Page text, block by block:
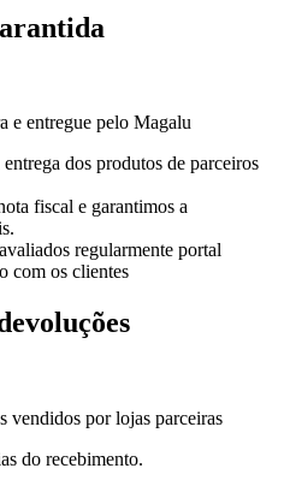
e entregue pelo Magalu
dos produtos de parceiros
fiscal e garantimos a
regularmente portal
com os clientes
vendidos por lojas parceiras
do recebimento.